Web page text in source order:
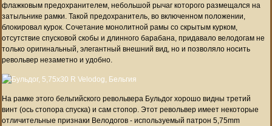
флажковым предохранителем, небольшой рычаг которого размещался на
затыльнике рамки. Такой предохранитель, во включенном положении,
блокировал курок. Сочетание монолитной рамы со скрытым курком,
отсутствие спусковой скобы и длинного барабана, придавало велодогам не
только оригинальный, элегантный внешний вид, но и позволяло носить
револьвер незаметно и удобно.
На рамке этого бельгийского револьвера Бульдог хорошо видны третий
винт (ось стопора спуска) и сам стопор. Этот револьвер имеет некоторые
отличительные признаки Велодогов - используемый патрон 5,75mm